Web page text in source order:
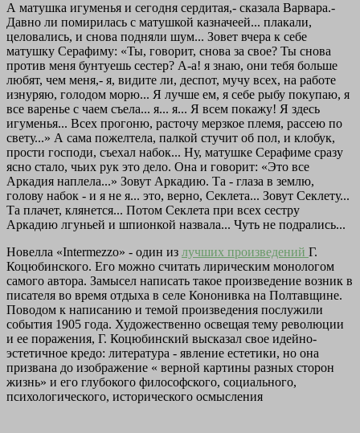
А матушка игуменья и сегодня сердитая,- сказала Варвара.-
Давно ли помирилась с матушкой казначеей... плакали,
целовались, и снова подняли шум... Зовет вчера к себе
матушку Серафиму: «Ты, говорит, снова за свое? Ты снова
против меня бунтуешь сестер? A-а! я знаю, они тебя больше
любят, чем меня,- я, видите ли, деспот, мучу всех, на работе
изнуряю, голодом морю... Я лучше ем, я себе рыбу покупаю, я
все варенье с чаем съела... я... я... Я всем покажу! Я здесь
игуменья... Всех прогоню, расточу мерзкое племя, рассею по
свету...» А сама пожелтела, палкой стучит об пол, и клобук,
прости господи, съехал набок... Ну, матушке Серафиме сразу
ясно стало, чьих рук это дело. Она и говорит: «Это все
Аркадия наплела...» Зовут Аркадию. Та - глаза в землю,
голову набок - и я не я... это, верно, Секлета... Зовут Секлету...
Та плачет, клянется... Потом Секлета при всех сестру
Аркадию лгуньей и шпионкой назвала... Чуть не подрались...
Новелла «Intermezzo» - один из лучших произведений Г.
Коцюбинского. Его можно считать лирическим монологом
самого автора. Замысел написать такое произведение возник в
писателя во время отдыха в селе Кононивка на Полтавщине.
Поводом к написанию и темой произведения послужили
события 1905 года. Художественно освещая тему революции
и ее поражения, Г. Коцюбинский высказал свое идейно-
эстетичное кредо: литература - явление естетики, но она
призвана до изображение « верной картины разных сторон
жизнь» и его глубокого философского, социального,
психологического, исторического осмысления